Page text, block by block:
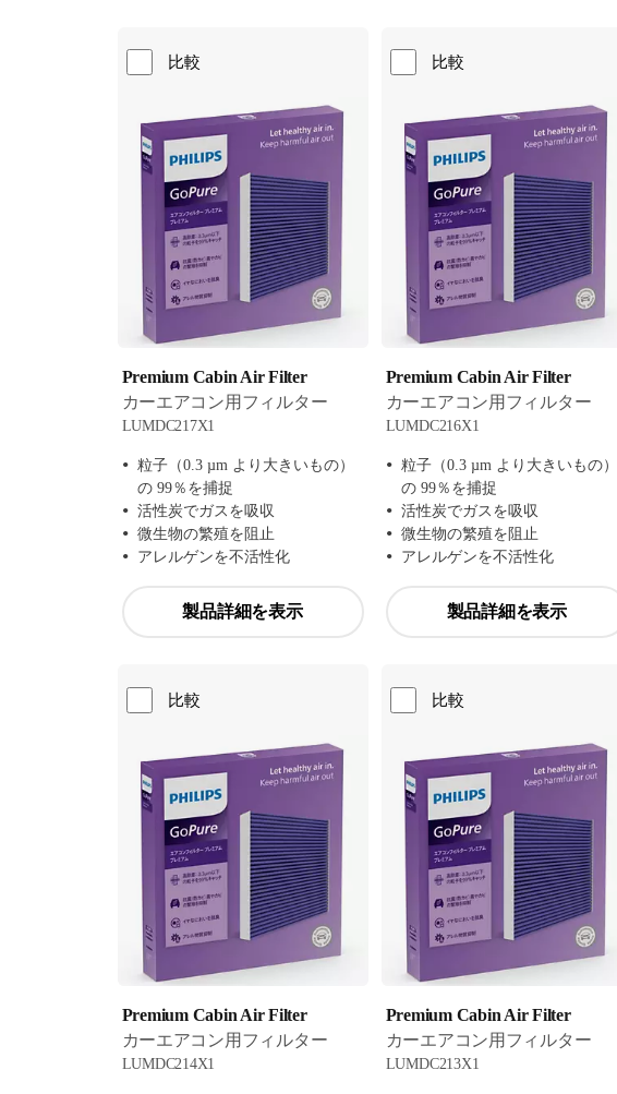
比較
Premium Cabin Air Filter
カーエアコン用フィルター
LUMDC217X1
粒子（0.3 µm より大きいもの）
の 99％を捕捉
活性炭でガスを吸収
微生物の繁殖を阻止
アレルゲンを不活性化
製品詳細を表示
比較
Premium Cabin Air Filter
カーエアコン用フィルター
LUMDC216X1
粒子（0.3 µm より大きいもの）
の 99％を捕捉
活性炭でガスを吸収
微生物の繁殖を阻止
アレルゲンを不活性化
製品詳細を表示
比較
Premium Cabin Air Filter
カーエアコン用フィルター
LUMDC214X1
比較
Premium Cabin Air Filter
カーエアコン用フィルター
LUMDC213X1